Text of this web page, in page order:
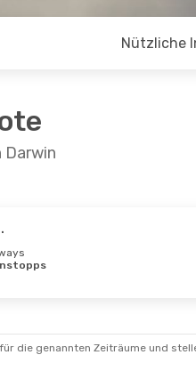
Nützliche
Darwin
die genannten Zeiträume und